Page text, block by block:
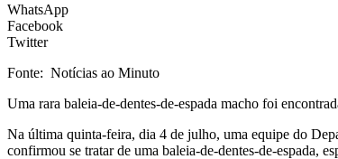
WhatsApp
Facebook
Twitter
Fonte: Notícias ao Minuto
Uma rara baleia-de-dentes-de-espada macho foi
Na última quinta-feira, dia 4 de julho, uma equipe do
confirmou se tratar de uma baleia-de-dentes-de-espada,